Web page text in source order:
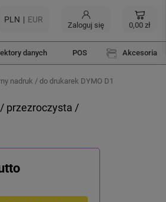
PLN EUR
Zaloguj się 0,00 zł
danych POS Akcesoria
nadruk / do drukarek DYMO D1
przezroczysta /